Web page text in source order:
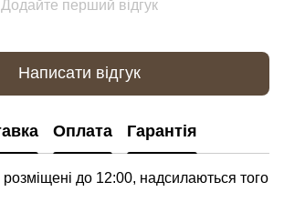
Додайте перший відгук
Написати відгук
Оплата Гарантія
до 12:00, надсилаються того